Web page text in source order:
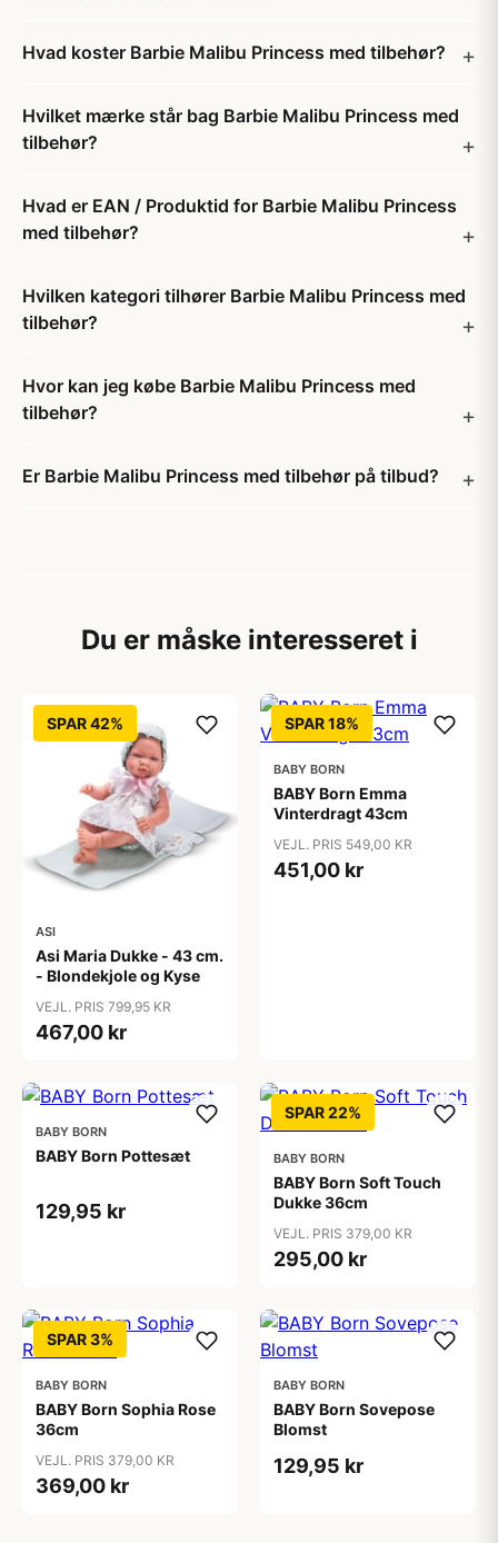
Hvad koster Barbie Malibu Princess med tilbehør?
Hvilket mærke står bag Barbie Malibu Princess med
tilbehør?
Hvad er EAN / Produktid for Barbie Malibu Princess
med tilbehør?
Hvilken kategori tilhører Barbie Malibu Princess med
tilbehør?
Hvor kan jeg købe Barbie Malibu Princess med
tilbehør?
Er Barbie Malibu Princess med tilbehør på tilbud?
Du er måske interesseret i
SPAR 42%
ASI
Asi Maria Dukke - 43 cm.
- Blondekjole og Kyse
VEJL. PRIS 799,95 KR
467,00 kr
SPAR 18%
BABY BORN
BABY Born Emma
Vinterdragt 43cm
VEJL. PRIS 549,00 KR
451,00 kr
BABY BORN
BABY Born Pottesæt
129,95 kr
SPAR 22%
BABY BORN
BABY Born Soft Touch
Dukke 36cm
VEJL. PRIS 379,00 KR
295,00 kr
SPAR 3%
BABY BORN
BABY Born Sophia Rose
36cm
VEJL. PRIS 379,00 KR
369,00 kr
BABY BORN
BABY Born Sovepose
Blomst
129,95 kr